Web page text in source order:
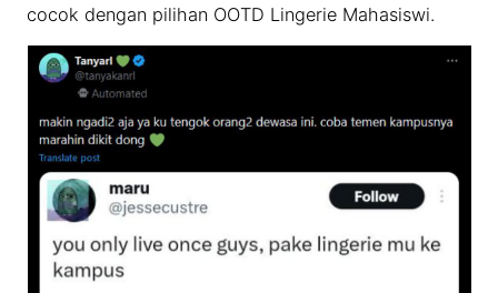
cocok dengan pilihan OOTD Lingerie Mahasiswi.